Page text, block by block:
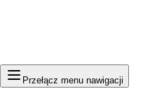
Przełącz menu nawigacji